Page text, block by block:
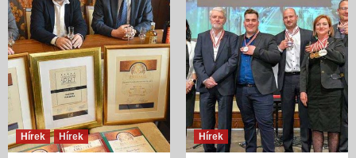
Hírek Hírek Hírek